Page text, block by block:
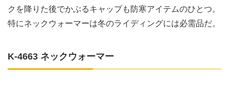
クを降りた後でかぶるキャップも防寒アイテムのひとつ。
特にネックウォーマーは冬のライディングには必需品だ。
K-4663 ネックウォーマー